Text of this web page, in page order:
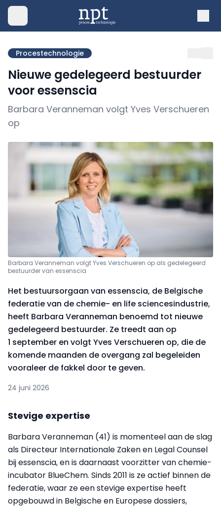
Procestechnologie
Nieuwe gedelegeerd bestuurder
voor essenscia
Barbara Veranneman volgt Yves Verschueren
op
Barbara Veranneman volgt Yves Verschueren op als gedelegeerd
bestuurder van essenscia
Het bestuursorgaan van essenscia, de Belgische
federatie van de chemie- en life sciencesindustrie,
heeft Barbara Veranneman benoemd tot nieuwe
gedelegeerd bestuurder. Ze treedt aan op
1 september en volgt Yves Verschueren op, die de
komende maanden de overgang zal begeleiden
vooraleer de fakkel door te geven.
24 juni 2026
Stevige expertise
Barbara Veranneman (41) is momenteel aan de slag
als Directeur Internationale Zaken en Legal Counsel
bij essenscia, en is daarnaast voorzitter van chemie-
incubator BlueChem. Sinds 2011 is ze actief binnen de
federatie, waar ze een stevige expertise heeft
opgebouwd in Belgische en Europese dossiers,